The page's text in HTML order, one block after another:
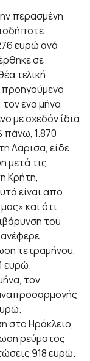
περασμένη
ευρώ ανά
σε
τελική
ένα μήνα
με σχεδόν ίδια
πάνω, 1.870
Λάρισα, είδε
μετά τις
Κρήτη,
είναι από
και ότι
του
τετραμήνου,
ευρώ.
τον
στο Ηράκλειο,
ρεύματος
918 ευρώ.